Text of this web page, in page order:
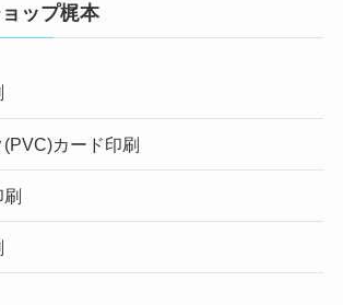
ップ梶本
カード印刷
刷